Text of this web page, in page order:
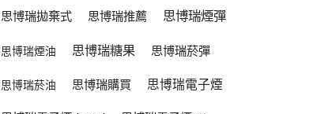
思博瑞拋棄式 思博瑞推薦 思博瑞煙彈
思博瑞煙油 思博瑞糖果 思博瑞菸彈
思博瑞菸油 思博瑞購買 思博瑞電子煙